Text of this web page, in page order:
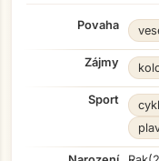
Povaha
Zájmy
Sport